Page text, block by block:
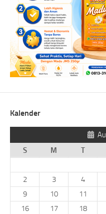
Kalender
S
M T
2
3 4
9
10 11
16
17 18